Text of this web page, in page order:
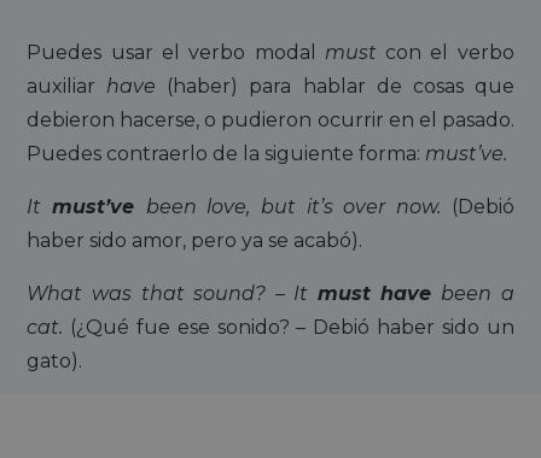
Puedes usar el verbo modal must con el verbo
auxiliar have (haber) para hablar de cosas que
debieron hacerse, o pudieron ocurrir en el pasado.
Puedes contraerlo de la siguiente forma: must’ve.
Itmust’ve been love, but it’s over now. (Debió
haber sido amor, pero ya se acabó).
What was that sound? – It must have been a
cat. (¿Qué fue ese sonido? – Debió haber sido un
gato).